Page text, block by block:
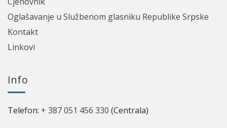
Oglašavanje u Službenom glasniku Republike Srpske
Kontakt
Linkovi
Info
Telefon: + 387 051 456 330 (Centrala)